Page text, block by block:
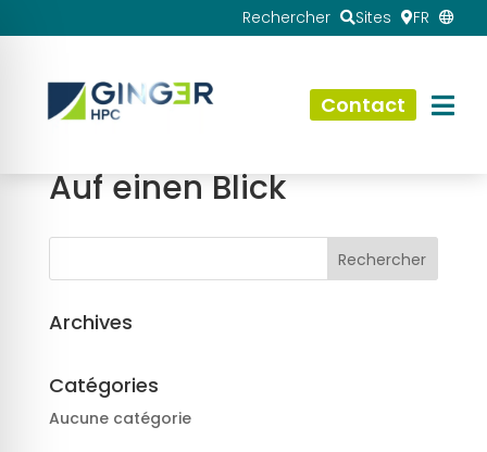
Rechercher Sites FR
Contact
Auf einen Blick
Archives
Catégories
Aucune catégorie